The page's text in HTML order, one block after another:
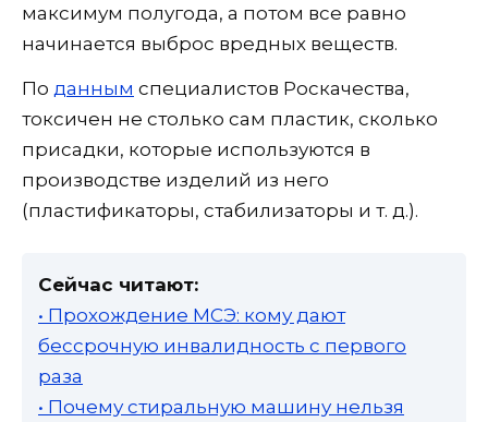
максимум полугода, а потом все равно
начинается выброс вредных веществ.
По данным специалистов Роскачества,
токсичен не столько сам пластик, сколько
присадки, которые используются в
производстве изделий из него
(пластификаторы, стабилизаторы и т. д.).
Сейчас читают:
• Прохождение МСЭ: кому дают
бессрочную инвалидность с первого
раза
• Почему стиральную машину нельзя